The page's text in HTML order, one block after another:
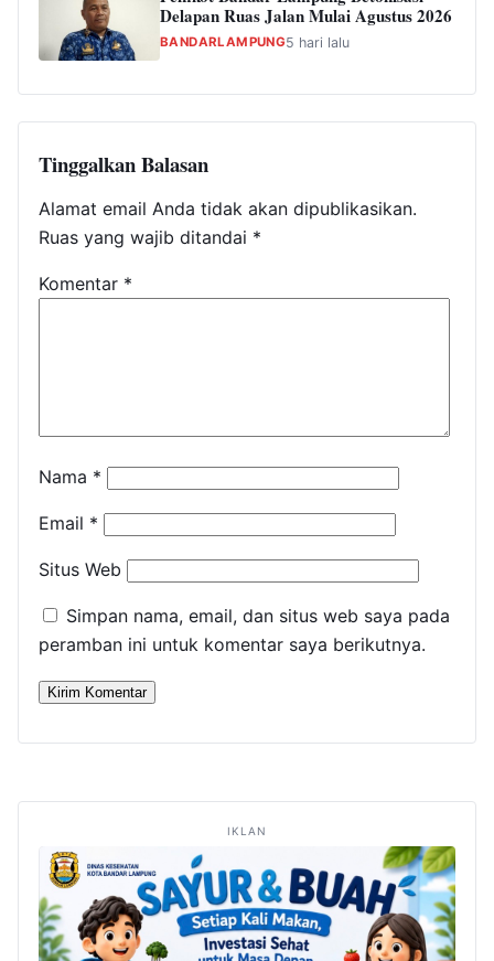
Delapan Ruas Jalan Mulai Agustus 2026
BANDARLAMPUNG5 hari lalu
Tinggalkan Balasan
Alamat email Anda tidak akan dipublikasikan.
Ruas yang wajib ditandai *
Komentar *
Nama *
Email *
Situs Web
Simpan nama, email, dan situs web saya pada
peramban ini untuk komentar saya berikutnya.
IKLAN